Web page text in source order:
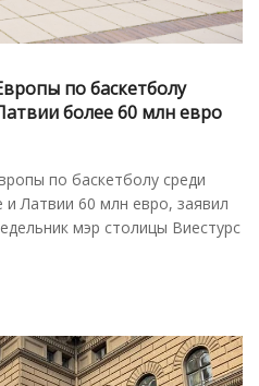
по баскетболу
более 60 млн евро
по баскетболу среди
Латвии 60 млн евро, заявил
мэр столицы Виестурс